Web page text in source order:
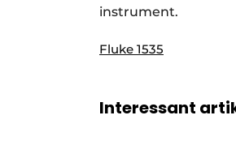
instrument.
Fluke 1535
Interessant